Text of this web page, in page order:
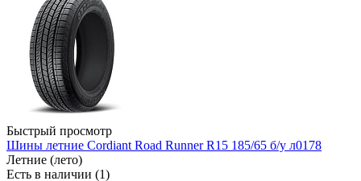
Быстрый просмотр
Шины летние Cordiant Road Runner R15 185/65 б/у л0178
Летние (лето)
Есть в наличии (1)